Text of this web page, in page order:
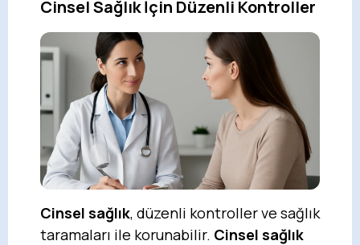
Cinsel Sağlık İçin Düzenli Kontroller
Cinsel sağlık, düzenli kontroller ve sağlık
taramaları ile korunabilir. Cinsel sağlık